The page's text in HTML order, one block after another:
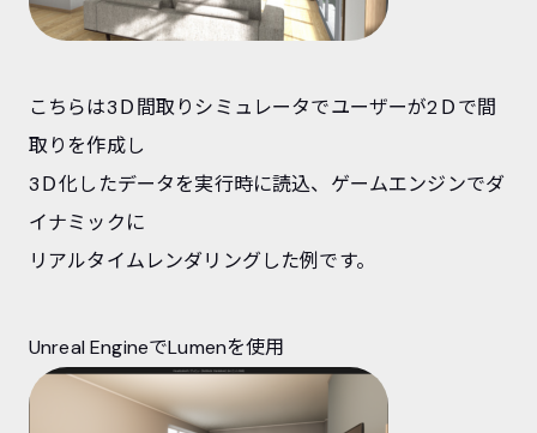
こちらは3Ｄ間取りシミュレータでユーザーが2Ｄで間
取りを作成し
3Ｄ化したデータを実行時に読込、ゲームエンジンでダ
イナミックに
リアルタイムレンダリングした例です。
Unreal EngineでLumenを使用